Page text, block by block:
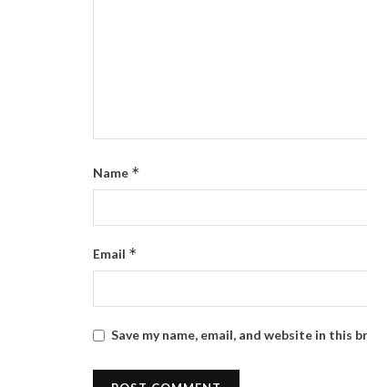
Name *
Email *
Save my name, email, and website in this